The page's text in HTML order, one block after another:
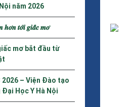
năm 2026
𝒕𝒐̛́𝒊 𝒈𝒊𝒂̂́𝒄 𝒎𝒐̛
mơ bắt đầu từ
2026 – Viện Đào tạo
Học Y Hà Nội